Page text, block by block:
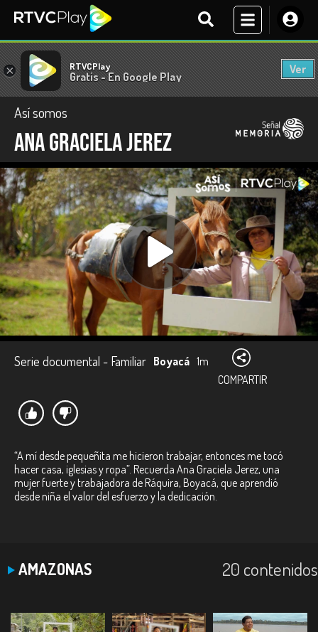
× RTVCPlay
Gratis - En Google Play
Ver
Así somos
Ana Graciela Jerez
Serie documental - Familiar Boyacá 1m
COMPARTIR
“A mí desde pequeñita me hicieron trabajar, entonces me tocó
hacer casa, iglesias y ropa”. Recuerda Ana Graciela Jerez, una
mujer fuerte y trabajadora de Ráquira, Boyacá, que aprendió
desde niña el valor del esfuerzo y la dedicación.
AMAZONAS 20 contenidos